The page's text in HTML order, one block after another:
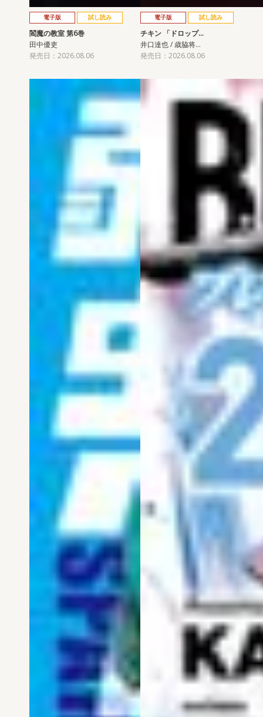
電子版 試し読み
閻魔の教室 第6巻
田中優吏
発売日：2026.08.06
電子版 試し読み
チキン 「ドロップ…
井口達也 / 歳脇将…
発売日：2026.08.06